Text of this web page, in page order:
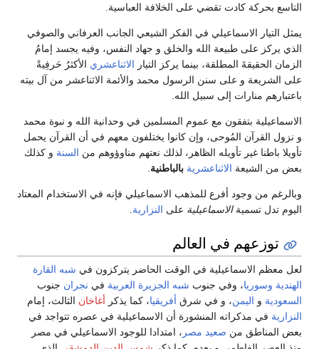
التاسع بحركة كادت تقضي على الخلافة العباسية.
يمثل التيار الاسماعيلي في الفكر الشيعي الجانب العرفاني والصوفي
الذي يركز على طبيعة الله والخلق و جهاد النفس، وفيه يجسد إمامُ
الزمان الحقيقةَ المطلقة، بينما يركز التيار الاثناعشري الأكثرُ حَرفِيةً
على الشريعة و على سنن الرسول محمد والأئمة الاثناعشر من آل بيته
باعتبارهم منارات إلى سبيل الله.
الاسماعيلية بتفقون مع عموم المسلمين في وحدانية الله و نبوة محمد
و نزول القرآن المُوحى، وإن كانوا يختلفون معهم في أن القرآن يحمل
تأويلا باطنا غير تأويله الظاهر، لذلك نعتهم مناوؤوهم من السنة و كذلك
بعض من الشيعة الاثناعشرية بالباطنية
وبالرغم من وجود أفرع للمذهب الاسماعيلي فإنه في الاستخدام المعتاد
اليوم تدل تسميةالاسماعيلية على النزارية
توزعهم في العالم
لعل معظم الاسماعيلية في الوقت الحاضر يتركزون في شبه القارة
الهندية وسوريا، وفي جنوب شبه الجزيرة العربية في نجران جنوب
السعودية و اليمن، و في شرق أفريقيا، كما يذكر أغاخان الثالث، إمام
النزارية في مذكراته المنشورة أن الاسماعيلية في عصره تتواجد في
بعض المناطق من صعيد مصر ، امتدادا للوجود الاسماعيلي في مصر